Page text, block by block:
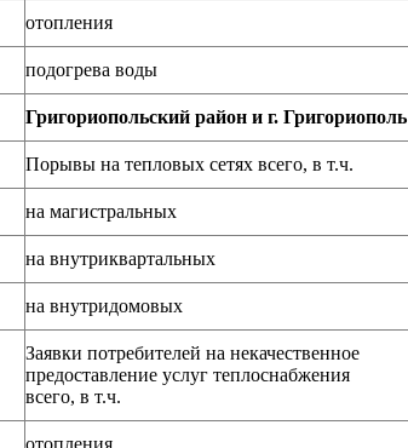
отопления
подогрева воды
Григориопольский район и г. Григориополь
Порывы на тепловых сетях всего, в т.ч.
на магистральных
на внутриквартальных
на внутридомовых
Заявки потребителей на некачественное
предоставление услуг теплоснабжения
всего, в т.ч.
отопления